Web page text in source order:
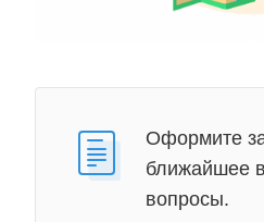
Оформите
ближайшее
вопросы.